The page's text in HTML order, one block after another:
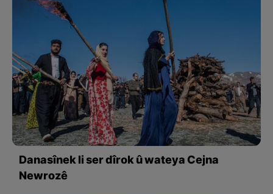
Danasînek li ser dîrok û wateya Cejna
Newrozê